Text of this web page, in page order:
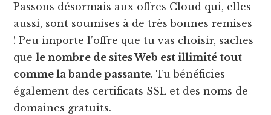
Passons désormais aux offres Cloud qui, elles
aussi, sont soumises à de très bonnes remises
! Peu importe l’offre que tu vas choisir, saches
quele nombre de sites Web est illimité tout
comme la bande passante. Tu bénéficies
également des certificats SSL et des noms de
domaines gratuits.